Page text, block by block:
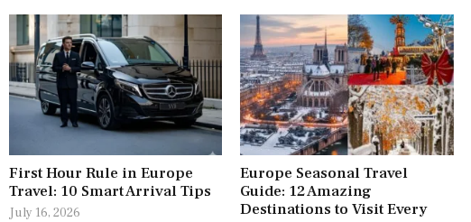
First Hour Rule in Europe
Travel: 10 Smart Arrival Tips
July 16, 2026
Europe Seasonal Travel
Guide: 12 Amazing
Destinations to Visit Every